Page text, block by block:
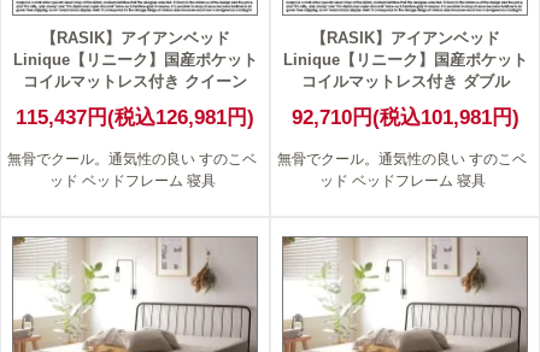
【RASIK】アイアンベッド
Linique【リニーク】国産ポケット
コイルマットレス付き クイーン
115,437円(税込126,981円)
無骨でクール。通気性の良い すのこベ
ッド ベッドフレーム 寝具
【RASIK】アイアンベッド
Linique【リニーク】国産ポケット
コイルマットレス付き ダブル
92,710円(税込101,981円)
無骨でクール。通気性の良い すのこベ
ッド ベッドフレーム 寝具